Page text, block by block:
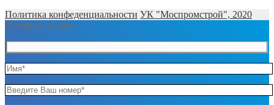
Политика конфеденциальности УК "Моспромстрой", 2020
Оставить заявку